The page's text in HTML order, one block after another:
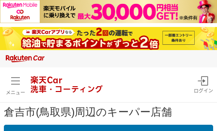
メニュー
楽天Car
洗車・コーティング
ログイン
倉吉市(鳥取県)周辺のキーパー店舗